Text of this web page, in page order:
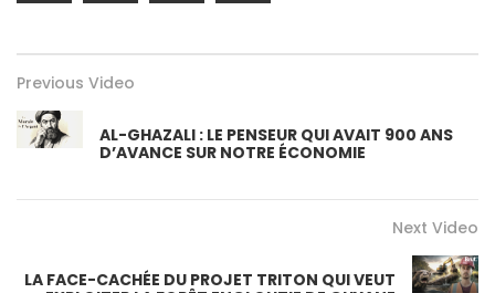
Previous Video
AL-GHAZALI : LE PENSEUR QUI AVAIT 900 ANS
D’AVANCE SUR NOTRE ÉCONOMIE
Next Video
LA FACE-CACHÉE DU PROJET TRITON QUI VEUT